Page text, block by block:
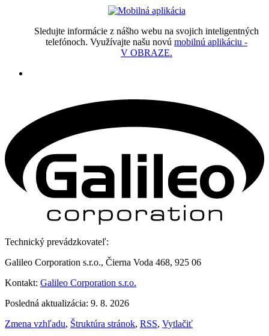
Sledujte informácie z nášho webu na svojich inteligentných
telefónoch. Využívajte našu novú mobilnú aplikáciu -
V OBRAZE.
Technický prevádzkovateľ:
Galileo Corporation s.r.o., Čierna Voda 468, 925 06
Kontakt: Galileo Corporation s.r.o.
Posledná aktualizácia: 9. 8. 2026
Zmena vzhľadu, Štruktúra stránok, RSS, Vytlačiť